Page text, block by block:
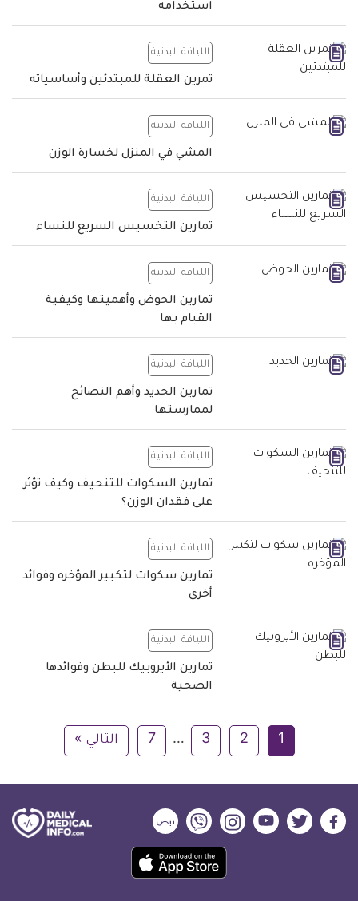
استخدامه
اللياقة البدنية
تمرين العقلة للمبتدئين وأساسياته
اللياقة البدنية
المشي في المنزل لخسارة الوزن
اللياقة البدنية
تمارين التخسيس السريع للنساء
اللياقة البدنية
تمارين الحوض وأهميتها وكيفية
القيام بها
اللياقة البدنية
تمارين الحديد وأهم النصائح
لممارستها
اللياقة البدنية
تمارين السكوات للتنحيف وكيف تؤثر
على فقدان الوزن؟
اللياقة البدنية
تمارين سكوات لتكبير المؤخره وفوائد
أخرى
اللياقة البدنية
تمارين الأيروبيك للبطن وفوائدها
الصحية
1
2
3
…
7 التالي »
ديلي
ديلي
ديلي
ميديكال
ديلي
ميديكال
انفو
ديلي
ميديكال
انفو
ديلي
ميديكال
انفو
حمل
تطبيق